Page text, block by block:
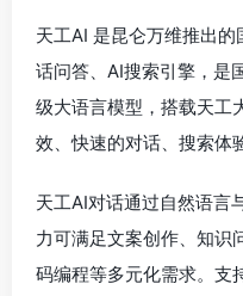
天工AI 是昆仑万维推出
话问答、AI搜索引擎，是
级大语言模型，搭载天工
效、快速的对话、搜索体
天工AI对话通过自然语言
力可满足文案创作、知识
码编程等多元化需求。支